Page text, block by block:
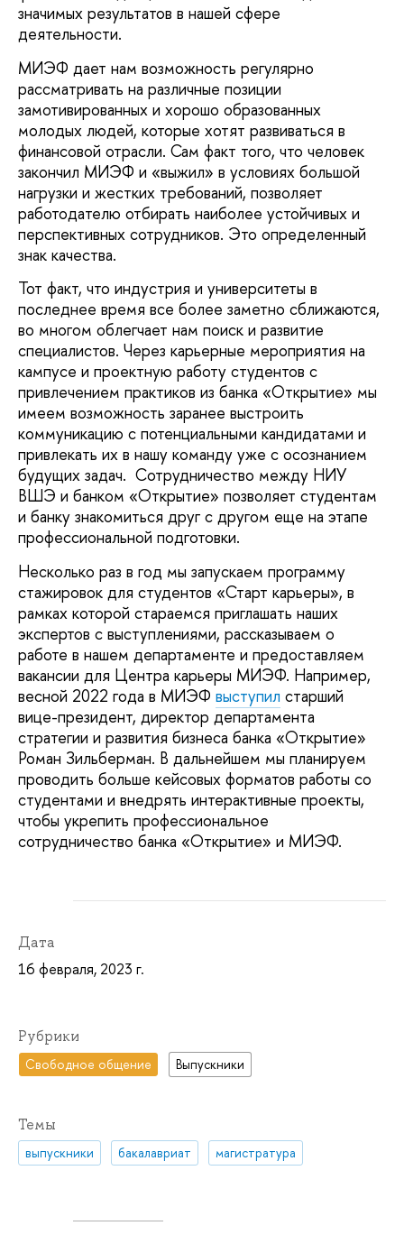
значимых результатов в нашей сфере
деятельности.
МИЭФ дает нам возможность регулярно
рассматривать на различные позиции
замотивированных и хорошо образованных
молодых людей, которые хотят развиваться в
финансовой отрасли. Сам факт того, что человек
закончил МИЭФ и «выжил» в условиях большой
нагрузки и жестких требований, позволяет
работодателю отбирать наиболее устойчивых и
перспективных сотрудников. Это определенный
знак качества.
Тот факт, что индустрия и университеты в
последнее время все более заметно сближаются,
во многом облегчает нам поиск и развитие
специалистов. Через карьерные мероприятия на
кампусе и проектную работу студентов с
привлечением практиков из банка «Открытие» мы
имеем возможность заранее выстроить
коммуникацию с потенциальными кандидатами и
привлекать их в нашу команду уже с осознанием
будущих задач. Сотрудничество между НИУ
ВШЭ и банком «Открытие» позволяет студентам
и банку знакомиться друг с другом еще на этапе
профессиональной подготовки.
Несколько раз в год мы запускаем программу
стажировок для студентов «Старт карьеры», в
рамках которой стараемся приглашать наших
экспертов с выступлениями, рассказываем о
работе в нашем департаменте и предоставляем
вакансии для Центра карьеры МИЭФ. Например,
весной 2022 года в МИЭФ выступил старший
вице-президент, директор департамента
стратегии и развития бизнеса банка «Открытие»
Роман Зильберман. В дальнейшем мы планируем
проводить больше кейсовых форматов работы со
студентами и внедрять интерактивные проекты,
чтобы укрепить профессиональное
сотрудничество банка «Открытие» и МИЭФ.
Дата
16 февраля, 2023 г.
Рубрики
Свободное общение Выпускники
Темы
выпускники бакалавриат магистратура